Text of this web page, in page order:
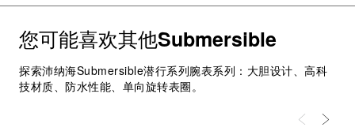
您可能喜欢其他Submersible
探索沛纳海Submersible潜行系列腕表系列：大胆设计、高科
技材质、防水性能、单向旋转表圈。